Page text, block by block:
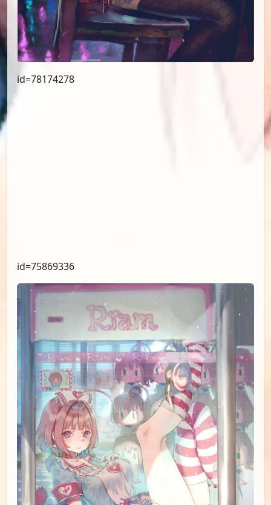
id=78174278
id=75869336